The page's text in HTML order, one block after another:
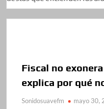
Fiscal no
explica por qué
Sonidosuavefm mayo 30,